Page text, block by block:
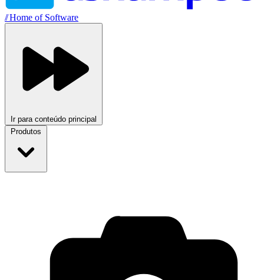
//Home of Software
Ir para conteúdo principal
Produtos